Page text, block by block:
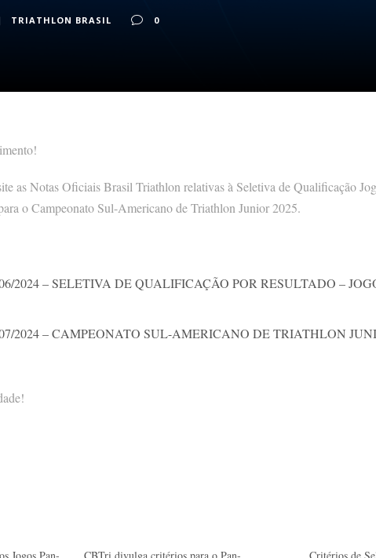
TRIATHLON BRASIL 0
as Notas Oficiais Brasil Triathlon relativas à Seletiva de Qualificação
o Campeonato Sul-Americano de Triathlon Junior 2025.
2024 – SELETIVA DE QUALIFICAÇÃO POR RESULTADO –
2024 – CAMPEONATO SUL-AMERICANO DE TRIATHLON